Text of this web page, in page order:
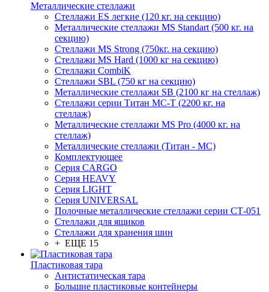
Металлические стеллажи
Стеллажи ES легкие (120 кг. на секцию)
Металлические стеллажи MS Standart (500 кг. на
секцию)
Стеллажи MS Strong (750кг. на секцию)
Стеллажи MS Hard (1000 кг на секцию)
Стеллажи CombiK
Стеллажи SBL (750 кг на секцию)
Металлические стеллажи SB (2100 кг на стеллаж)
Стеллажи серии Титан МС-Т (2200 кг. на
стеллаж)
Металлические стеллажи MS Pro (4000 кг. на
стеллаж)
Металлические стеллажи (Титан - МС)
Комплектующее
Серия CARGO
Серия HEAVY
Серия LIGHT
Серия UNIVERSAL
Полочные металлические стеллажи серии СТ-051
Стеллажи для ящиков
Стеллажи для хранения шин
+ ЕЩЕ 15
Пластиковая тара
Антистатическая тара
Большие пластиковые контейнеры